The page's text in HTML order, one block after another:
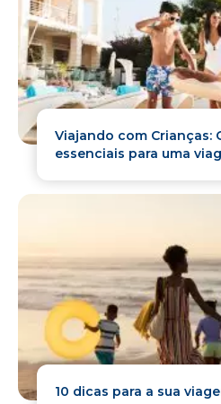
Viajando com Crianças:
essenciais para uma
10 dicas para a sua